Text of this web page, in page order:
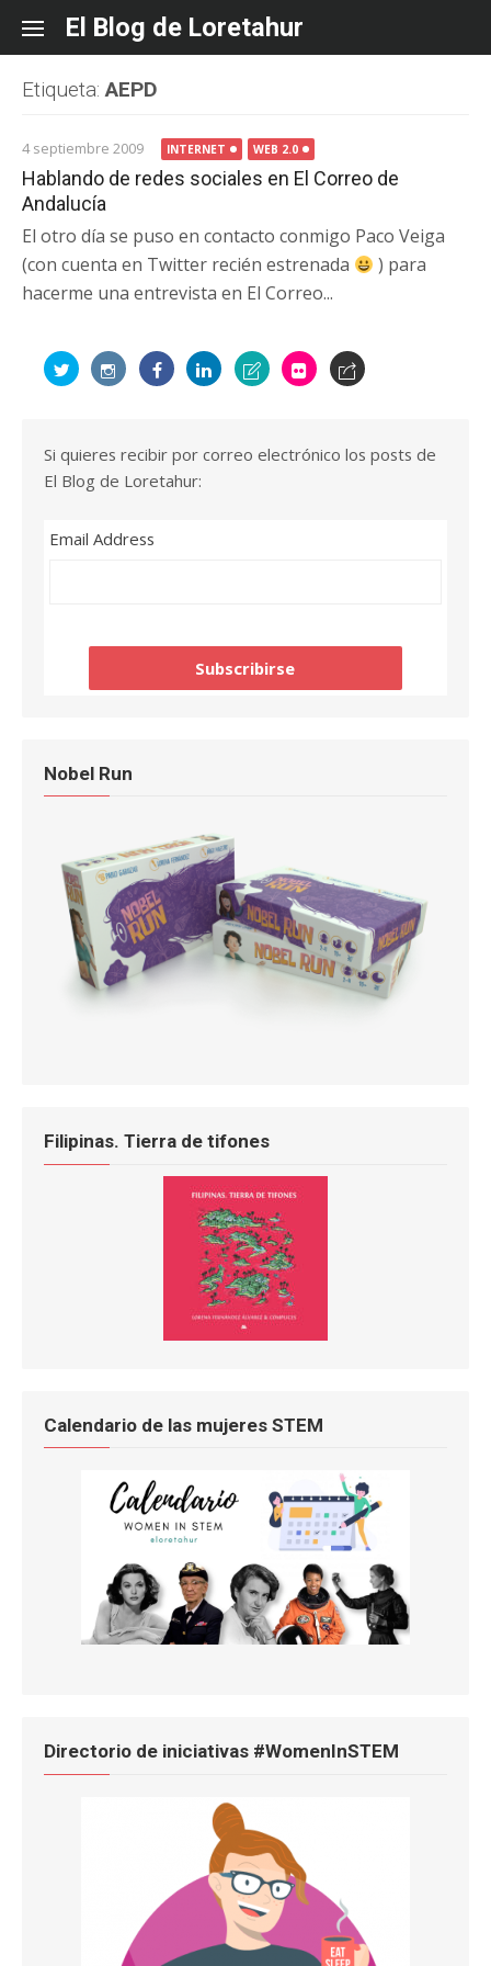
content
El Blog de Loretahur
Etiqueta:AEPD
4 septiembre 2009 INTERNET WEB 2.0
Hablando de redes sociales en El Correo de
Andalucía
El otro día se puso en contacto conmigo Paco Veiga
(con cuenta en Twitter recién estrenada
) para
hacerme una entrevista en El Correo...
Si quieres recibir por correo electrónico los posts de
El Blog de Loretahur:
Email Address
Nobel Run
Filipinas. Tierra de tifones
Calendario de las mujeres STEM
Directorio de iniciativas #WomenInSTEM